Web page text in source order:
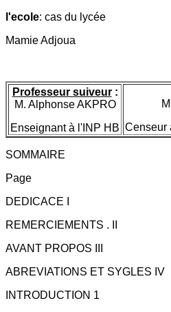
l'ecole: cas du lycée
Mamie Adjoua
Professeur suiveur:
M. Alphonse AKPRO
Enseignant à l'INP HB Censeur
SOMMAIRE
Page
DEDICACE I
REMERCIEMENTS . II
AVANT PROPOS III
ABREVIATIONS ET SYGLES IV
INTRODUCTION 1